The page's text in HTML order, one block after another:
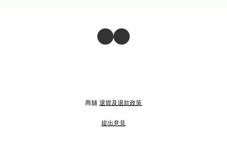
商舖 退貨及退款政策
提出意見